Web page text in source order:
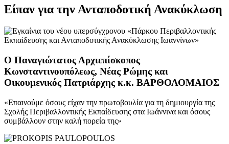
Είπαν για την Ανταποδοτική Ανακύκλωση
Ο Παναγιώτατος Αρχιεπίσκοπος
Κωνσταντινουπόλεως, Νέας Ρώμης και
Οικουμενικός Πατριάρχης κ.κ. ΒΑΡΘΟΛΟΜΑΙΟΣ
«Επαινούμε όσους είχαν την πρωτοβουλία για τη δημιουργία της
Σχολής Περιβαλλοντικής Εκπαίδευσης στα Ιωάννινα και όσους
συμβάλλουν στην καλή πορεία της»